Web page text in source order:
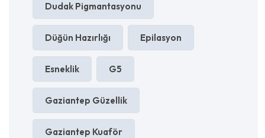
Dudak Pigmantasyonu
Düğün Hazırlığı Epilasyon
Esneklik G5
Gaziantep Güzellik
Gaziantep Kuaför